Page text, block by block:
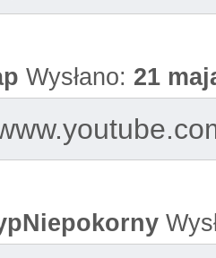
Wysłano: 21